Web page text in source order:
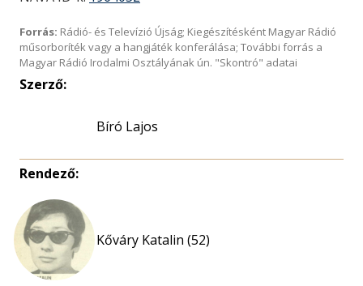
Forrás: Rádió- és Televízió Újság; Kiegészítésként Magyar Rádió
műsorboríték vagy a hangjáték konferálása; További forrás a
Magyar Rádió Irodalmi Osztályának ún. "Skontró" adatai
Szerző:
Bíró Lajos
Rendező:
Kőváry Katalin (52)